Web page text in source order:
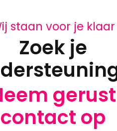
staan voor je klaar
Zoek je
gerust
contact op